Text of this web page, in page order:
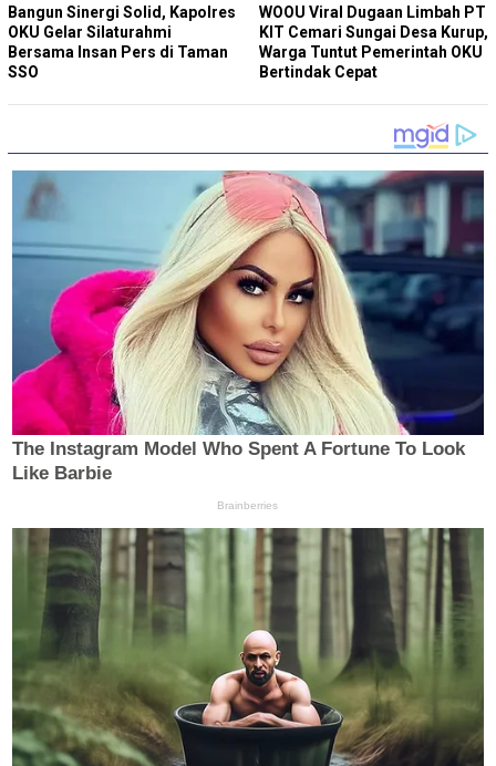
Bangun Sinergi Solid, Kapolres
OKU Gelar Silaturahmi
Bersama Insan Pers di Taman
SSO
WOOU Viral Dugaan Limbah PT
KIT Cemari Sungai Desa Kurup,
Warga Tuntut Pemerintah OKU
Bertindak Cepat